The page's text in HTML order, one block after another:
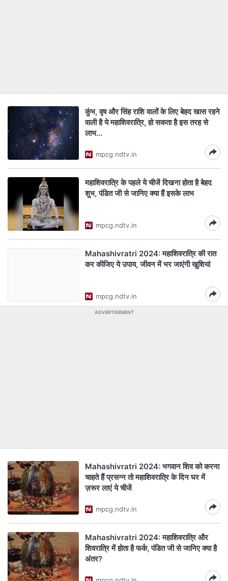
कुंभ, वृष और सिंह राशि वालों के लिए बेहद खास रहने
वाली है ये महाशिवरात्रि, हो सकता है इस तरह से
लाभ...
mpcg.ndtv.in
महाशिवरात्रि के पहले ये चीजें दिखना होता है बेहद
शुभ, पंडित जी से जानिए क्या हैं इसके लाभ
mpcg.ndtv.in
Mahashivratri 2024: महाशिवरात्रि की रात
कर कीजिए ये उपाय, जीवन में भर जाएंगी खुशियां
mpcg.ndtv.in
ADVERTISEMENT
Mahashivratri 2024: भगवान शिव को करना
चाहते हैं प्रसन्न तो महाशिवरात्रि के दिन घर में
ज़रूर लाएं ये चीजें
mpcg.ndtv.in
Mahashivratri 2024: महाशिवरात्रि और
शिवरात्रि में होता है फर्क, पंडित जी से जानिए क्या है
अंतर?